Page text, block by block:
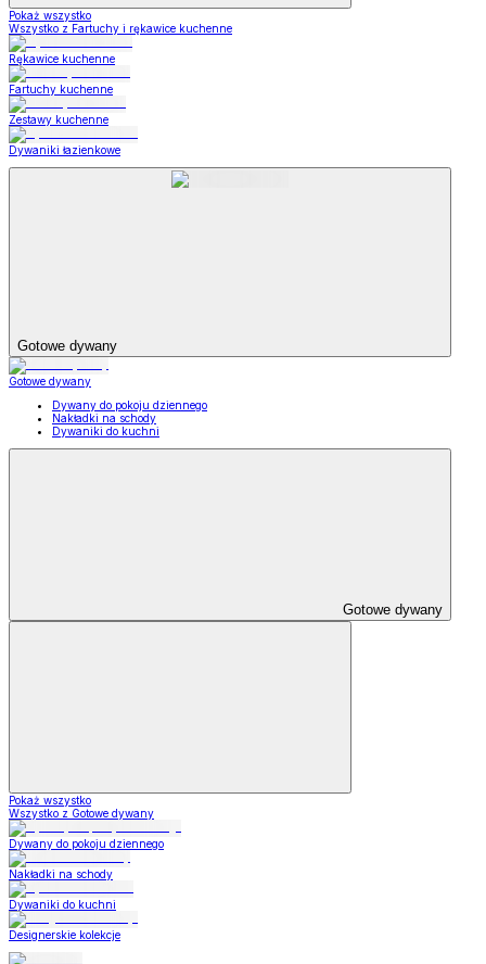
Pokaż wszystko
Wszystko z Fartuchy i rękawice kuchenne
Rękawice kuchenne
Fartuchy kuchenne
Zestawy kuchenne
Dywaniki łazienkowe
Gotowe dywany
Gotowe dywany
Dywany do pokoju dziennego
Nakładki na schody
Dywaniki do kuchni
Gotowe dywany
Pokaż wszystko
Wszystko z Gotowe dywany
Dywany do pokoju dziennego
Nakładki na schody
Dywaniki do kuchni
Designerskie kolekcje